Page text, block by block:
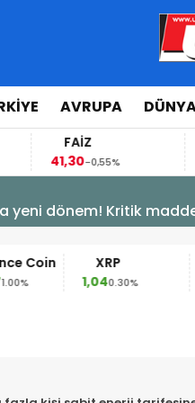
AVRUPA
-0,55%
yeni dönem! Kritik
0.30%